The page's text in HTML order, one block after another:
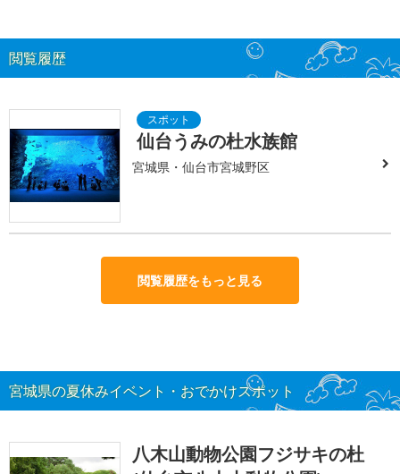
閲覧履歴
仙台うみの杜水族館
宮城県・仙台市宮城野区
閲覧履歴をもっと見る
宮城県の夏休みイベント・おでかけスポット
八木山動物公園フジサキの杜